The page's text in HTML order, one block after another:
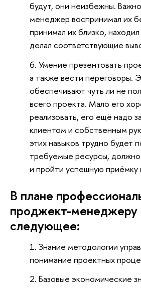
будут, они неизбежны.
менеджер воспринимал их
принимал их близко,
делал соответствующие
Умение презентовать
а также вести переговоры.
обеспечивают чуть ли не
всего проекта. Мало его
реализовать, его ещё надо
клиентом и собственным
этих навыков трудно будет
требуемые ресурсы,
и пройти успешную приёмку
В плане
проджект-менеджеру
следующее:
Знание методологии
понимание проектных
Базовые экономические